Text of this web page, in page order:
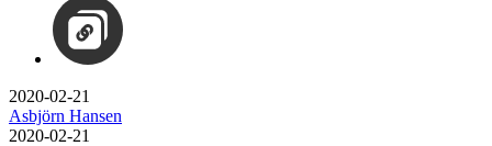
2020-02-21
Asbjörn Hansen
2020-02-21